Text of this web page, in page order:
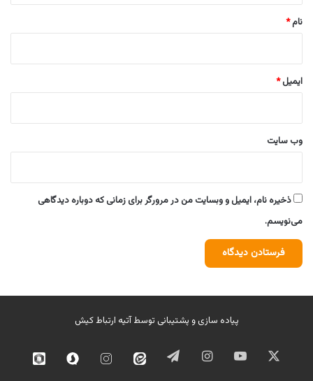
نام*
ایمیل*
وب‌ سایت
ذخیره نام، ایمیل و وبسایت من در مرورگر برای زمانی که دوباره دیدگاهی
می‌نویسم.
پیاده سازی و پشتیبانی توسطآتیه ارتباط کیش
ایکس یوتیوب اینستاگرامتلگرام ایتا اینستاگرامسروش